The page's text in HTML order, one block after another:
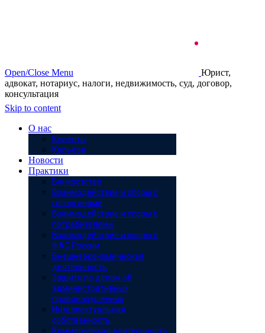
Open/Close Menu
Юрист,
адвокат, нотариус, налоги, недвижимость, суд, договор,
консультация
Skip to content
О нас
Клиенты
Карьера
Новости
Практики
Банкротство
Взаимодействие и споры с
госорганами
Взаимодействие и споры с
потребителями
Взаимодействие и споры с
ФАС России
Внешнеэкономическая
деятельность
Защита по делам об
административных
правонарушениях
Интеллектуальная
собственность
Коммерческая деятельность